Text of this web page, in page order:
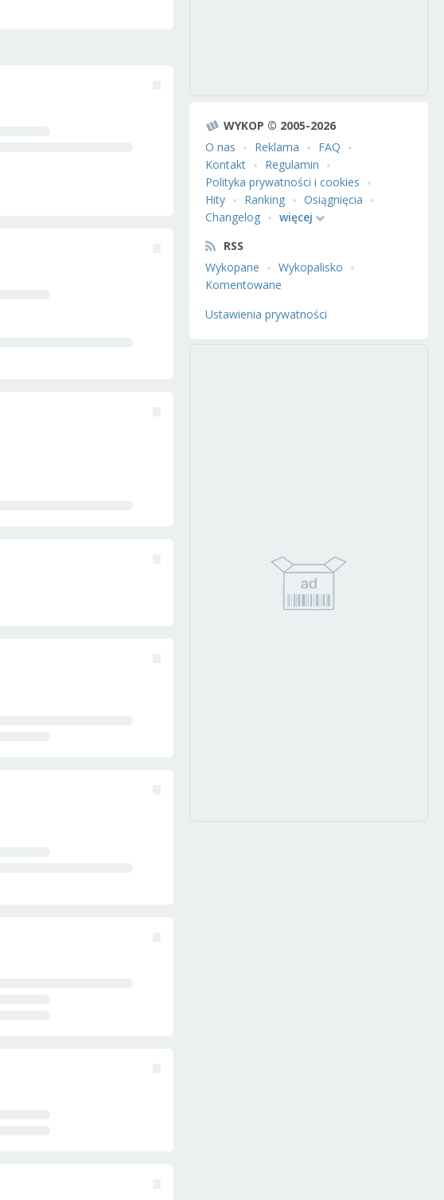
WYKOP © 2005-2026
O nas
Reklama
FAQ
Kontakt
Regulamin
Polityka prywatności i cookies
Hity
Ranking
Osiągnięcia
Changelog
więcej
RSS
Wykopane
Wykopalisko
Komentowane
Ustawienia prywatności